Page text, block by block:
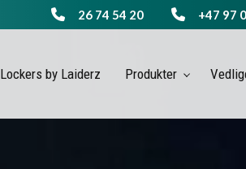
26 74 54 20 +47 97
Lockers by Laiderz Produkter